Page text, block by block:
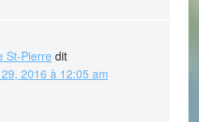
St-Pierre dit
2016 à 12:05 am